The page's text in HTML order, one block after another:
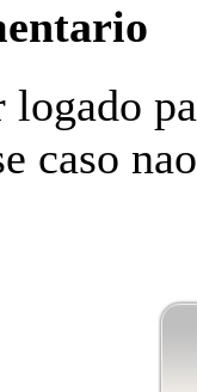
logado
caso